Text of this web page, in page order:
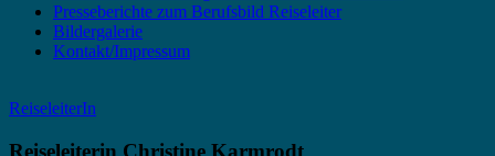
Presseberichte zum Berufsbild Reiseleiter
Bildergalerie
Kontakt/Impressum
ReiseleiterIn
Reiseleiterin Christine Karmrodt